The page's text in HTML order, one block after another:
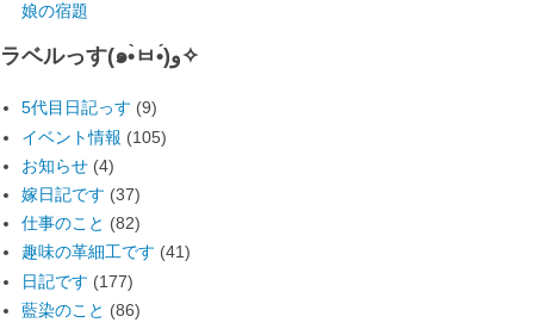
娘の宿題
ラベルっす(๑•̀ㅂ•́)و✧
5代目日記っす (9)
イベント情報 (105)
お知らせ (4)
嫁日記です (37)
仕事のこと (82)
趣味の革細工です (41)
日記です (177)
藍染のこと (86)